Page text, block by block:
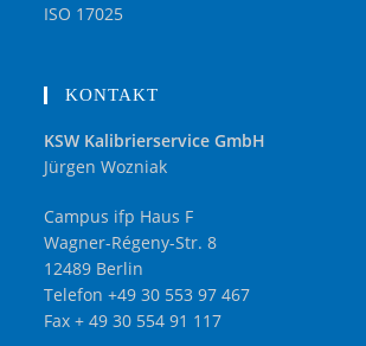
ISO 17025
KONTAKT
KSW Kalibrierservice GmbH
Jürgen Wozniak
Campus ifp Haus F
Wagner-Régeny-Str. 8
12489 Berlin
Telefon +49 30 553 97 467
Fax + 49 30 554 91 117